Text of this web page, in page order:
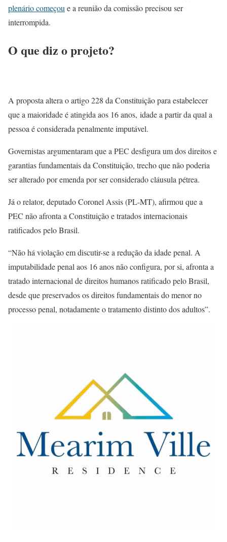
plenário começou e a reunião da comissão precisou ser
interrompida.
O que diz o projeto?
A proposta altera o artigo 228 da Constituição para estabelecer
que a maioridade é atingida aos 16 anos, idade a partir da qual a
pessoa é considerada penalmente imputável.
Governistas argumentaram que a PEC desfigura um dos direitos e
garantias fundamentais da Constituição, trecho que não poderia
ser alterado por emenda por ser considerado cláusula pétrea.
Já o relator, deputado Coronel Assis (PL-MT), afirmou que a
PEC não afronta a Constituição e tratados internacionais
ratificados pelo Brasil.
“Não há violação em discutir-se a redução da idade penal. A
imputabilidade penal aos 16 anos não configura, por si, afronta a
tratado internacional de direitos humanos ratificado pelo Brasil,
desde que preservados os direitos fundamentais do menor no
processo penal, notadamente o tratamento distinto dos adultos”.